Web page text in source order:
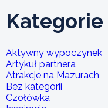
Kategorie
Aktywny wypoczynek
Artykuł partnera
Atrakcje na Mazurach
Bez kategorii
Czołówka